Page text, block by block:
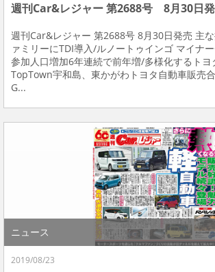
週刊Car&レジャー 第2688号 8月30日
週刊Car&レジャー 第2688号 8月30日発売 主
ァミリーにTDI導入/ルノートゥインゴ マイナ
参加人口増加6年連続で前年増/多様化するトヨ
TopTown宇和島、東かがわトヨタ自動車販売
G...
ニュース
2019/08/23